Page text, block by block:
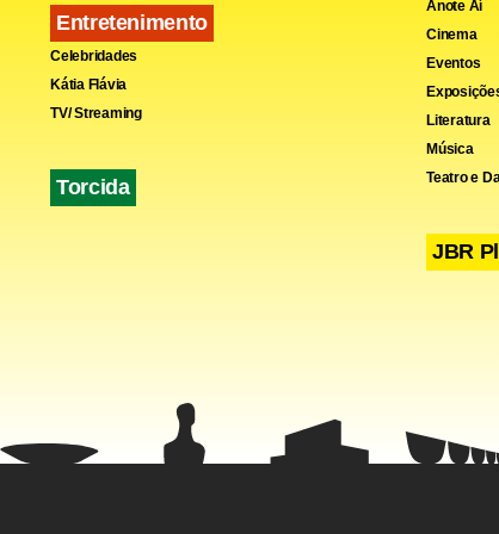
< !-- /
Entretenimento
Celebridades
Kátia Flávia
TV/ Streaming
Torcida
Anote Aí
Cinema
Eventos
Literatura
Música
Teatro e
JBR